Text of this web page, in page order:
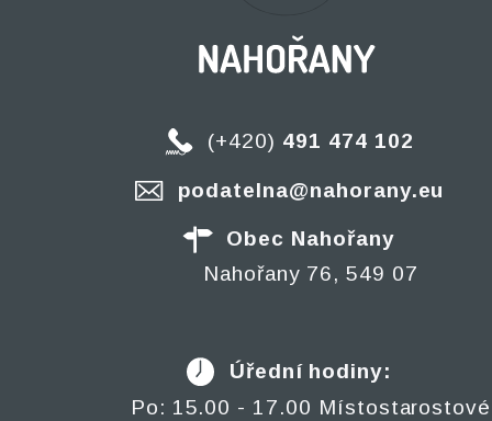
(+420) 491 474 102
podatelna@nahorany.eu
Obec Nahořany
Nahořany 76, 549 07
Úřední hodiny:
Po: 15.00 - 17.00 Místostarostové